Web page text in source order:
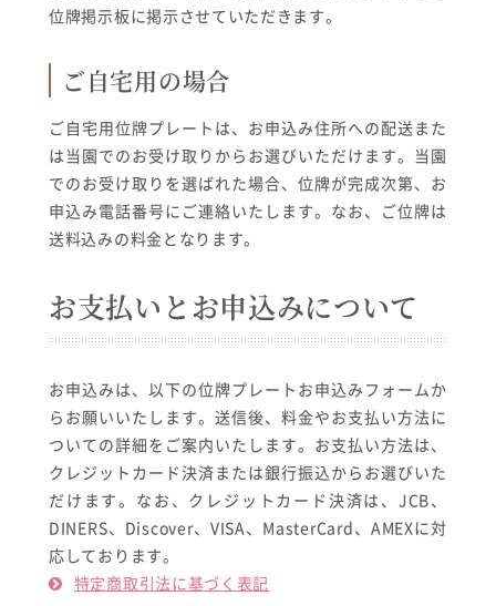
位牌掲示板に掲示させていただきます。
ご自宅用の場合
ご自宅用位牌プレートは、お申込み住所への配送また
は当園でのお受け取りからお選びいただけます。当園
でのお受け取りを選ばれた場合、位牌が完成次第、お
申込み電話番号にご連絡いたします。なお、ご位牌は
送料込みの料金となります。
お支払いとお申込みについて
お申込みは、以下の位牌プレートお申込みフォームか
らお願いいたします。送信後、料金やお支払い方法に
ついての詳細をご案内いたします。お支払い方法は、
クレジットカード決済または銀行振込からお選びいた
だけます。なお、クレジットカード決済は、JCB、
DINERS、Discover、VISA、MasterCard、AMEXに対
応しております。
特定商取引法に基づく表記